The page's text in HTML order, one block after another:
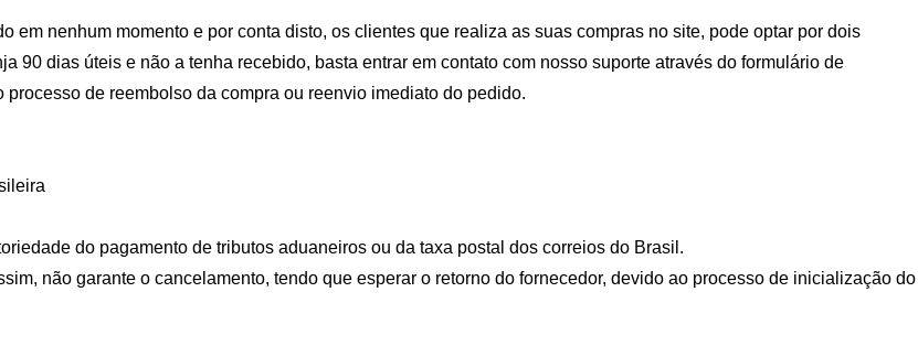
em nenhum momento e por conta disto, os clientes que realiza as suas compras no site, pode optar por dois
90 dias úteis e não a tenha recebido, basta entrar em contato com nosso suporte através do formulário de
de reembolso da compra ou reenvio imediato do pedido.
do pagamento de tributos aduaneiros ou da taxa postal dos correios do Brasil.
não garante o cancelamento, tendo que esperar o retorno do fornecedor, devido ao processo de inicialização do